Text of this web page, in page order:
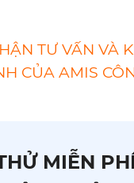
TƯ VẤN VÀ
CỦA AMIS
MIỄN